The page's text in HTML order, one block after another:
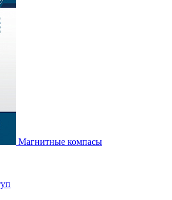
Магнитные компасы